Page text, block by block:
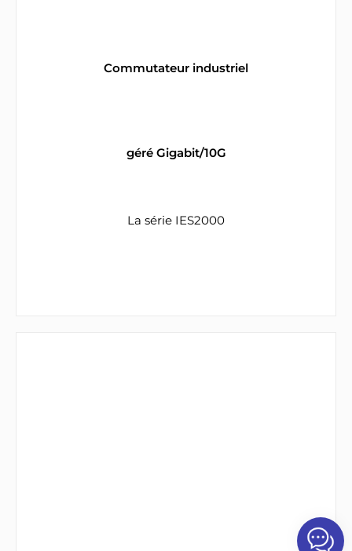
Commutateur industriel
géré Gigabit/10G
La série IES2000